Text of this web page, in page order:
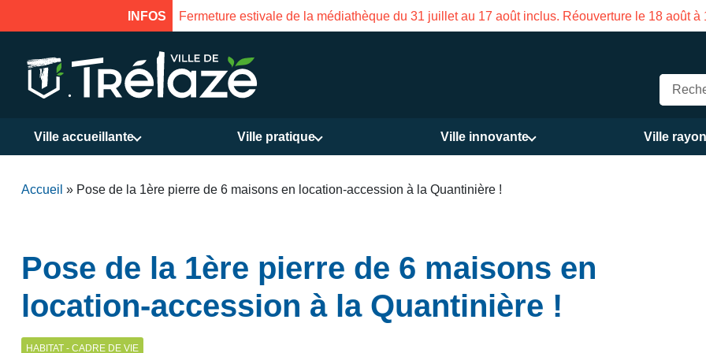
INFOS Fermeture estivale de la médiathèque du 31 juillet au 17 août inclus. Réouverture le 18 août à
Ville accueillante Ville pratique Ville innovante Ville
Accueil » Pose de la 1ère pierre de 6 maisons en location-accession à la Quantinière !
Pose de la 1ère pierre de 6 maisons en
location-accession à la Quantinière !
HABITAT - CADRE DE VIE